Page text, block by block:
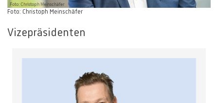
Foto: Christoph Meinschäfer
Foto: Christoph Meinschäfer
Vizepräsidenten